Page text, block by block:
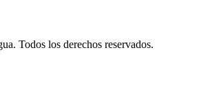
Todos los derechos reservados.